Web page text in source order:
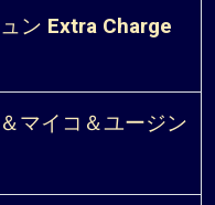
ン Extra Charge
マイコ＆ユージン